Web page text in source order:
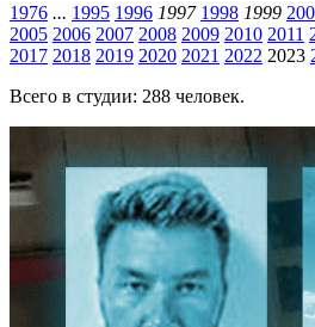
1976 ... 1995 1996 1997 1998 1999
2005 2006 2007 2008 2009 2010 2011
2017 2018 2019 2020 2021 2022 2023
Всего в студии: 288 человек.